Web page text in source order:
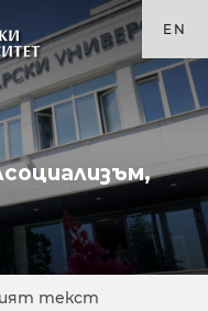
EN
текст